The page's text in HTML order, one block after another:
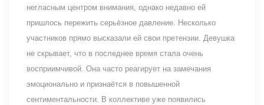
негласным центром внимания, однако недавно ей
пришлось пережить серьёзное давление. Несколько
участников прямо высказали ей свои претензии. Девушка
не скрывает, что в последнее время стала очень
восприимчивой. Она часто реагирует на замечания
эмоционально и признаётся в повышенной
сентиментальности. В коллективе уже появились